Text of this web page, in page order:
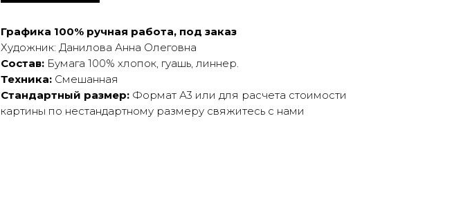
Графика 100% ручная работа, под заказ
Художник: Данилова Анна Олеговна
Состав: Бумага 100% хлопок, гуашь, линнер.
Техника: Смешанная
Стандартный размер: Формат А3 или для расчета стоимости
картины по нестандартному размеру свяжитесь с нами